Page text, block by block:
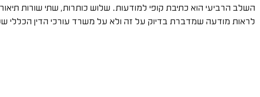
השלב הרביעי הוא כתיבת קופי למודעות. שלוש כותרות, שתי שורות
לראות מודעה שמדברת בדיוק על זה ולא על משרד עורכי הדין הכללי